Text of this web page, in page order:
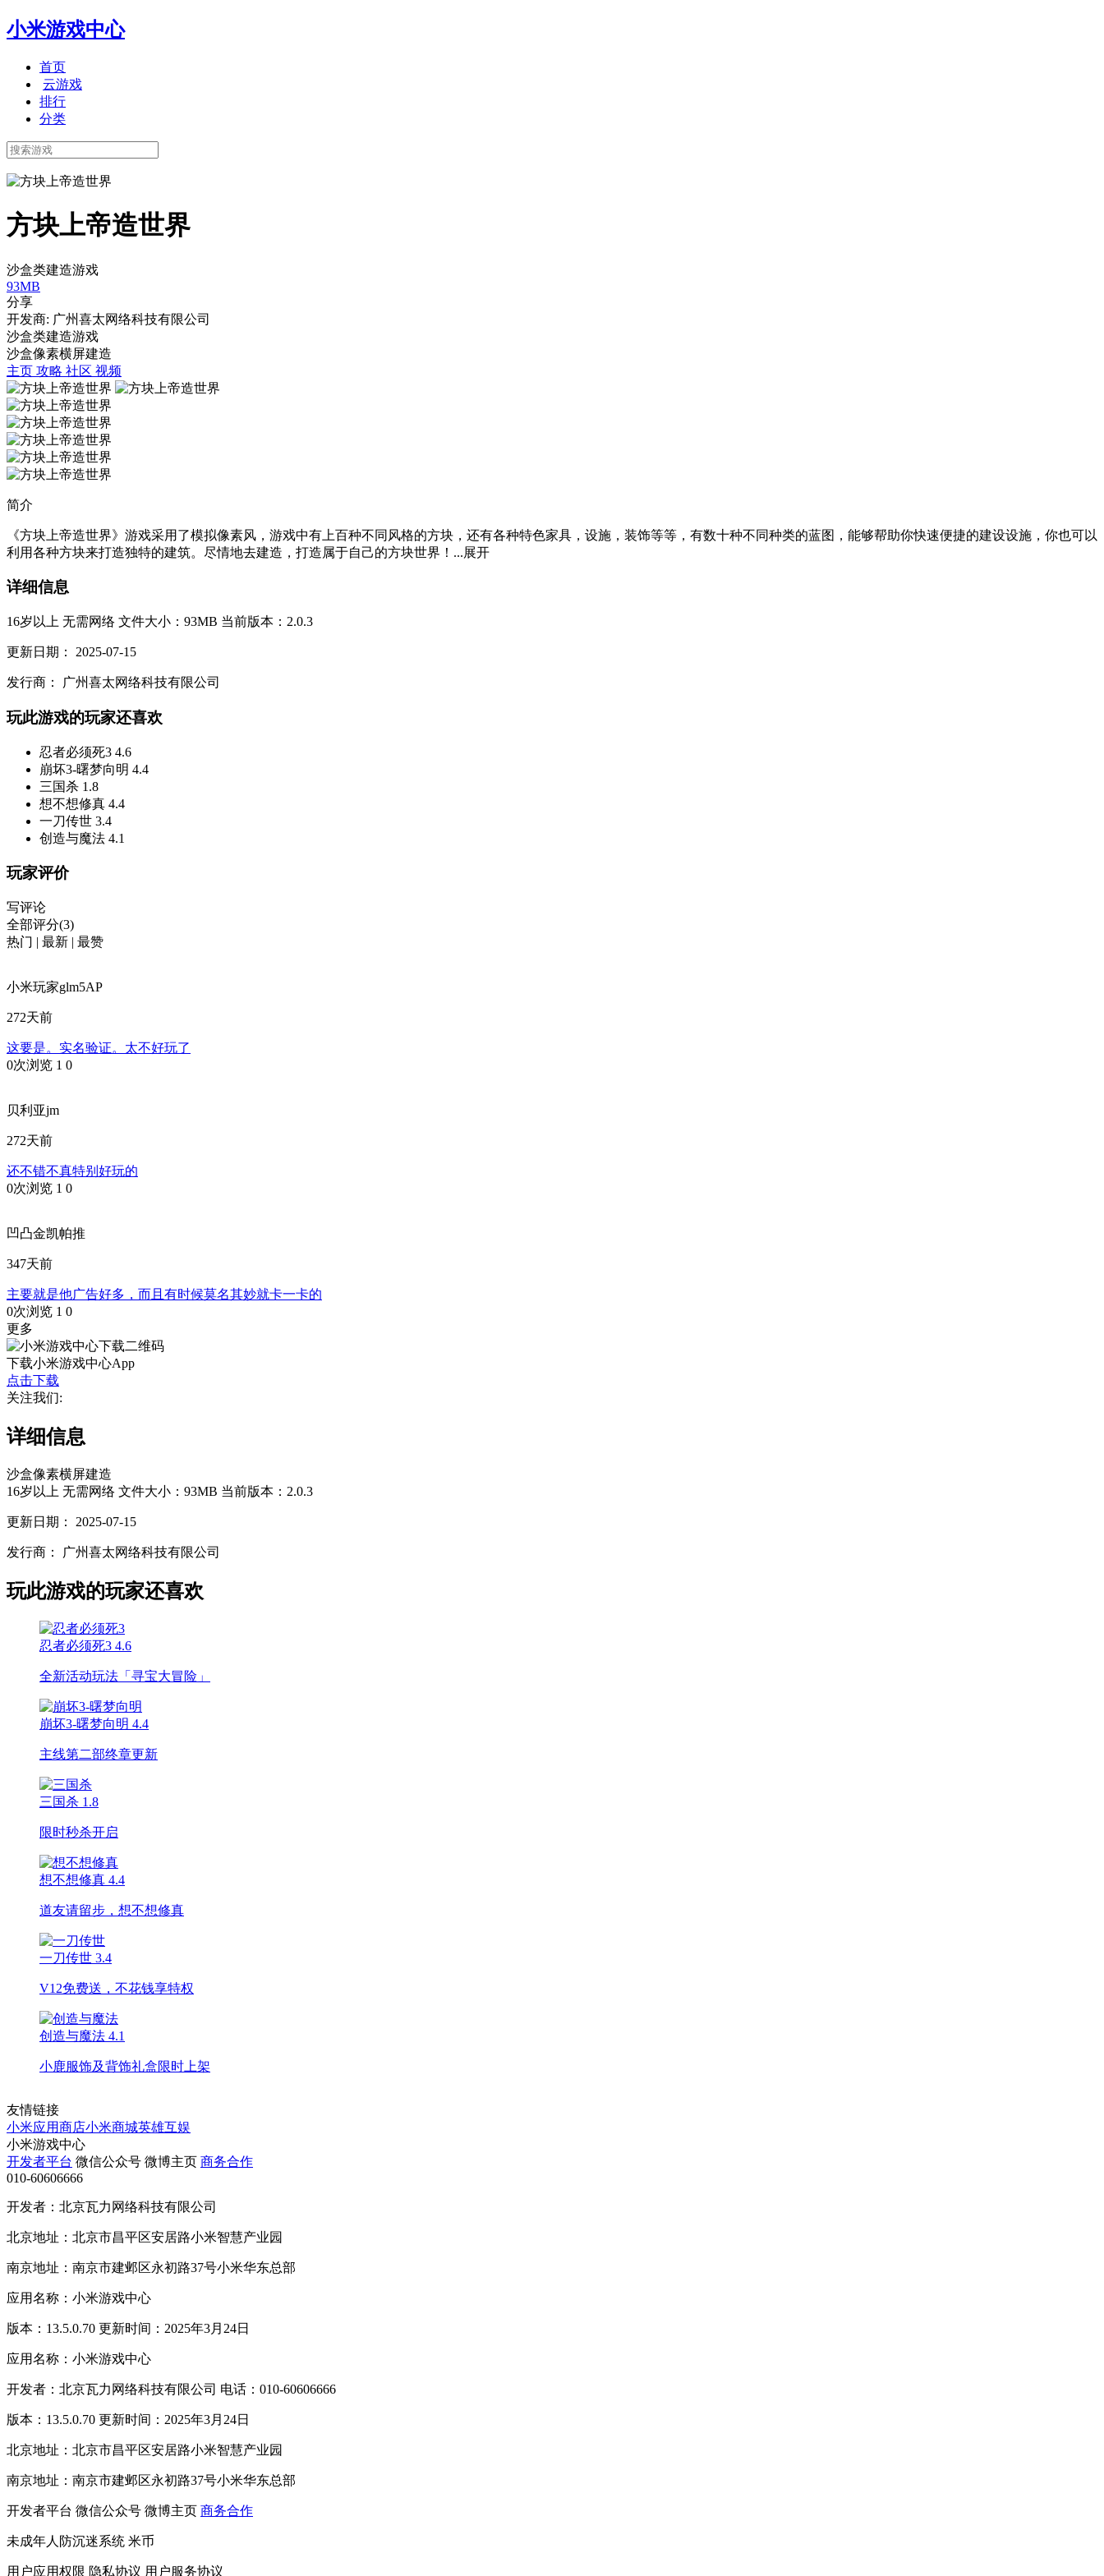
小米游戏中心
首页
云游戏
排行
分类
方块上帝造世界
沙盒类建造游戏
93MB
分享
开发商: 广州喜太网络科技有限公司
沙盒类建造游戏
沙盒像素横屏建造
主页 攻略 社区 视频
简介
《方块上帝造世界》游戏采用了模拟像素风，游戏中有上百种不同风格的方块，还有各种特色家具，设施，装饰等等，有数十种不同种类的蓝图，能够帮助你快速便捷的建设设施，你也可以
利用各种方块来打造独特的建筑。尽情地去建造，打造属于自己的方块世界！...展开
详细信息
16岁以上 无需网络 文件大小：93MB 当前版本：2.0.3
更新日期： 2025-07-15
发行商： 广州喜太网络科技有限公司
玩此游戏的玩家还喜欢
忍者必须死3 4.6
崩坏3-曙梦向明 4.4
三国杀 1.8
想不想修真 4.4
一刀传世 3.4
创造与魔法 4.1
玩家评价
写评论
全部评分(3)
热门 | 最新 | 最赞
小米玩家glm5AP
272天前
这要是。实名验证。太不好玩了
0次浏览 1 0
贝利亚jm
272天前
还不错不真特别好玩的
0次浏览 1 0
凹凸金凯帕推
347天前
主要就是他广告好多，而且有时候莫名其妙就卡一卡的
0次浏览 1 0
更多
下载小米游戏中心App
点击下载
关注我们:
详细信息
沙盒像素横屏建造
16岁以上 无需网络 文件大小：93MB 当前版本：2.0.3
更新日期： 2025-07-15
发行商： 广州喜太网络科技有限公司
玩此游戏的玩家还喜欢
忍者必须死3 4.6
全新活动玩法「寻宝大冒险」
崩坏3-曙梦向明 4.4
主线第二部终章更新
三国杀 1.8
限时秒杀开启
想不想修真 4.4
道友请留步，想不想修真
一刀传世 3.4
V12免费送，不花钱享特权
创造与魔法 4.1
小鹿服饰及背饰礼盒限时上架
友情链接
小米应用商店小米商城英雄互娱
小米游戏中心
开发者平台 微信公众号 微博主页 商务合作
010-60606666
开发者：北京瓦力网络科技有限公司
北京地址：北京市昌平区安居路小米智慧产业园
南京地址：南京市建邺区永初路37号小米华东总部
应用名称：小米游戏中心
版本：13.5.0.70 更新时间：2025年3月24日
应用名称：小米游戏中心
开发者：北京瓦力网络科技有限公司 电话：010-60606666
版本：13.5.0.70 更新时间：2025年3月24日
北京地址：北京市昌平区安居路小米智慧产业园
南京地址：南京市建邺区永初路37号小米华东总部
开发者平台 微信公众号 微博主页 商务合作
未成年人防沉迷系统 米币
用户应用权限 隐私协议 用户服务协议